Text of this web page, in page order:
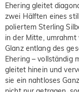
Ehering gleitet
zwei Hälften eines
poliertem Sterling
in der Mitte,
Glanz entlang des
Ehering – vollständig
gleitet hinein und
sie ein nahtloses